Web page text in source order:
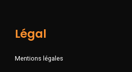
Légal
Mentions légales